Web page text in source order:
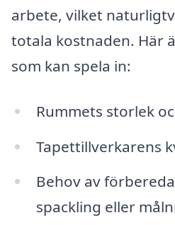
arbete, vilket
totala kostnaden. Här
som kan spela in:
Rummets storlek
Tapettillverkarens
Behov av
spackling eller